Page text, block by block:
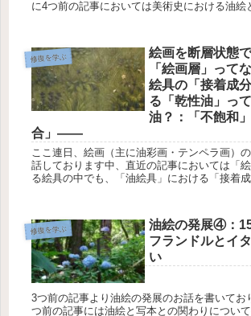
に4つ前の記事においては美術史における油絵
修復を学ぶ
絵画を断層状態
「絵画層」っ
絵具の「接着成
る「乾性油」っ
油？：「不飽和
合」――
ここ連日、絵画（主に油彩画・テンペラ画）
話しております中、直近の記事においては「
る絵具の中でも、「油絵具」における「接着成
修復を学ぶ
油絵の発展④：
フランドルとイ
い
3つ前の記事より油絵の発展のお話を書いてお
つ前の記事には油絵と写本との関わりについ